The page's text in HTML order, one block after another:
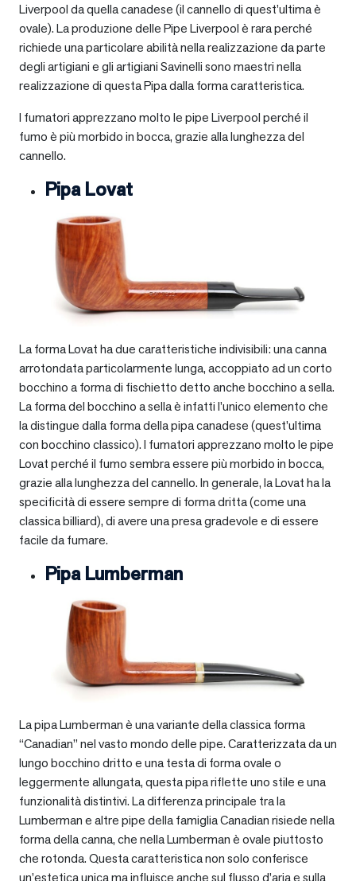
Liverpool da quella canadese (il cannello di quest’ultima è
ovale). La produzione delle Pipe Liverpool è rara perché
richiede una particolare abilità nella realizzazione da parte
degli artigiani e gli artigiani Savinelli sono maestri nella
realizzazione di questa Pipa dalla forma caratteristica.
I fumatori apprezzano molto le pipe Liverpool perché il
fumo è più morbido in bocca, grazie alla lunghezza del
cannello.
Pipa Lovat
La forma Lovat ha due caratteristiche indivisibili: una canna
arrotondata particolarmente lunga, accoppiato ad un corto
bocchino a forma di fischietto detto anche bocchino a sella.
La forma del bocchino a sella è infatti l’unico elemento che
la distingue dalla forma della pipa canadese (quest’ultima
con bocchino classico). I fumatori apprezzano molto le pipe
Lovat perché il fumo sembra essere più morbido in bocca,
grazie alla lunghezza del cannello. In generale, la Lovat ha la
specificità di essere sempre di forma dritta (come una
classica billiard), di avere una presa gradevole e di essere
facile da fumare.
Pipa Lumberman
La pipa Lumberman è una variante della classica forma
“Canadian” nel vasto mondo delle pipe. Caratterizzata da un
lungo bocchino dritto e una testa di forma ovale o
leggermente allungata, questa pipa riflette uno stile e una
funzionalità distintivi. La differenza principale tra la
Lumberman e altre pipe della famiglia Canadian risiede nella
forma della canna, che nella Lumberman è ovale piuttosto
che rotonda. Questa caratteristica non solo conferisce
un’estetica unica ma influisce anche sul flusso d’aria e sulla